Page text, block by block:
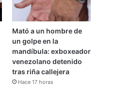
Mató a un hombre de
un golpe en la
mandíbula: exboxeador
venezolano detenido
tras riña callejera
Hace 17 horas